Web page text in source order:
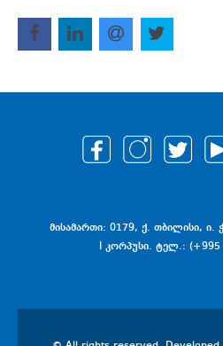
მისამართი: 0179, ქ. თბილისი, ი.
I კორპუსი. ტელ.: (+995